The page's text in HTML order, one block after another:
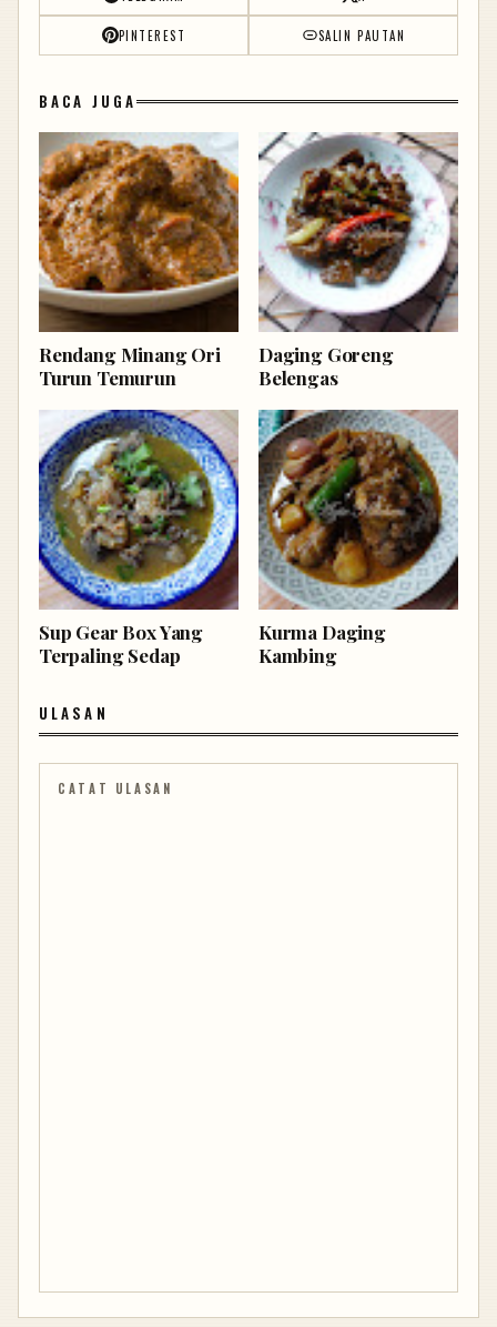
PINTEREST SALIN PAUTAN
BACA JUGA
Rendang Minang Ori
Turun Temurun
Daging Goreng
Belengas
Sup Gear Box Yang
Terpaling Sedap
Kurma Daging
Kambing
ULASAN
CATAT ULASAN